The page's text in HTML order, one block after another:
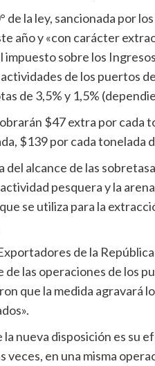
de la ley, sancionada por
año y «con carácter
impuesto sobre los
de los puertos
de 3,5% y 1,5%
$47 extra por cada
$139 por cada tonelada
del alcance de las
pesquera y la
se utiliza para la
de la
de las operaciones de los
que la medida agravará
nueva disposición es su
veces, en una misma